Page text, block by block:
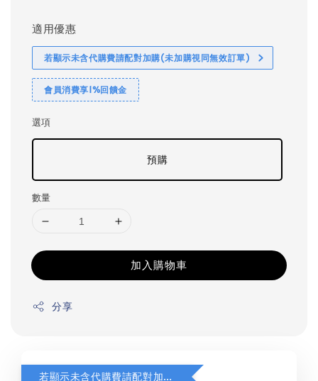
適用優惠
若顯示未含代購費請配對加購(未加購視同無效訂單)
會員消費享1%回饋金
選項
預購
數量
加入購物車
分享
若顯示未含代購費請配對加購(未加購視同無效訂單)